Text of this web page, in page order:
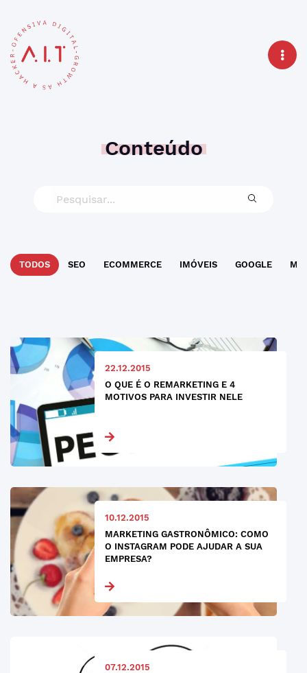
Conteúdo
TODOS SEO ECOMMERCE IMÓVEIS GOOGLE
22.12.2015
O QUE É O REMARKETING E 4
MOTIVOS PARA INVESTIR NELE
10.12.2015
MARKETING GASTRONÔMICO: COMO
O INSTAGRAM PODE AJUDAR A SUA
EMPRESA?
07.12.2015